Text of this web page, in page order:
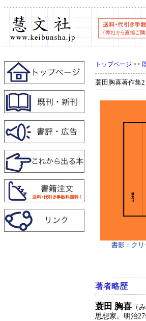
トップページ >>
蓑田胸喜著作集
書影：ク
著者略歴
蓑田 胸喜 （
思想家。明治